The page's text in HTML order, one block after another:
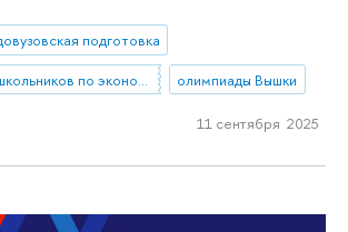
подготовка
олимпиады Вышки
11 сентября 2025